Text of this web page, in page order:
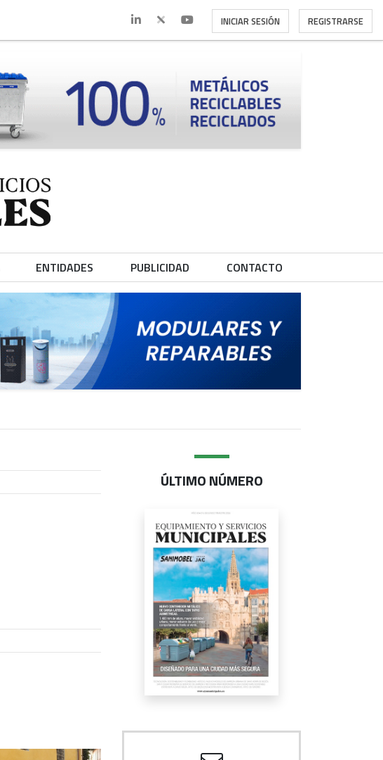
INICIAR SESIÓN REGISTRARSE
ENTIDADES PUBLICIDAD CONTACTO
ÚLTIMO NÚMERO